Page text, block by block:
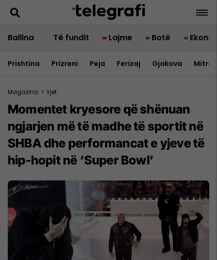
Ballina Të fundit Lajme Botë
Prishtina Prizreni Peja Ferizaj Gjakova
Magazina > Yjet
Momentet kryesore që shënuan
ngjarjen më të madhe të sportit në
SHBA dhe performancat e yjeve të
hip-hopit në ‘Super Bowl’